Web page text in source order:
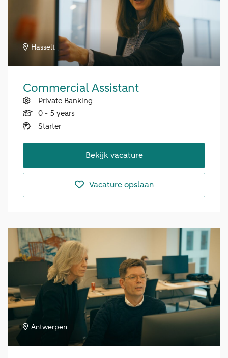
Hasselt
Commercial Assistant
Private Banking
0 - 5 years
Starter
Bekijk vacature
Vacature opslaan
Antwerpen